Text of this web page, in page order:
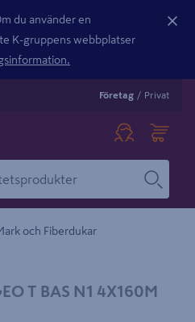
du använder en
K-gruppens webbplatser
Företag / Privat
och Fiberdukar
T BAS N1 4X160M